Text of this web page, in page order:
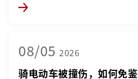
08/05 2026
骑电动车被撞伤，如何免